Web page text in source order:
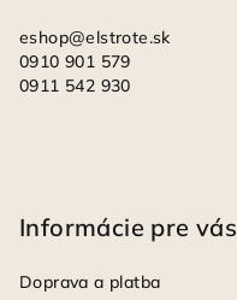
eshop@elstrote.sk
0910 901 579
0911 542 930
Informácie pre vás
Doprava a platba